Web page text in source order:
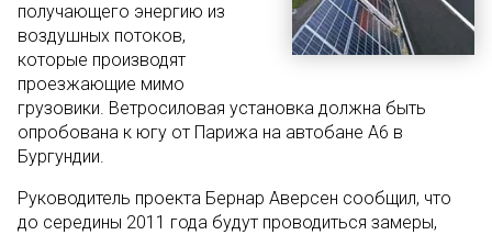
получающего энергию из
воздушных потоков,
которые производят
проезжающие мимо
грузовики. Ветросиловая установка должна быть
опробована к югу от Парижа на автобане А6 в
Бургундии.
Руководитель проекта Бернар Аверсен сообщил, что
до середины 2011 года будут проводиться замеры,